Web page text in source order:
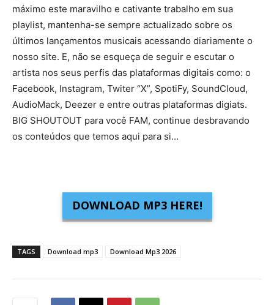
máximo este maravilho e cativante trabalho em sua
playlist, mantenha-se sempre actualizado sobre os
últimos lançamentos musicais acessando diariamente o
nosso site. E, não se esqueça de seguir e escutar o
artista nos seus perfis das plataformas digitais como: o
Facebook, Instagram, Twiter “X”, SpotiFy, SoundCloud,
AudioMack, Deezer e entre outras plataformas digiats.
BIG SHOUTOUT para você FAM, continue desbravando
os conteúdos que temos aqui para si…
DOWNLOAD MP3 HERE!
TAGS Download mp3 Download Mp3 2026